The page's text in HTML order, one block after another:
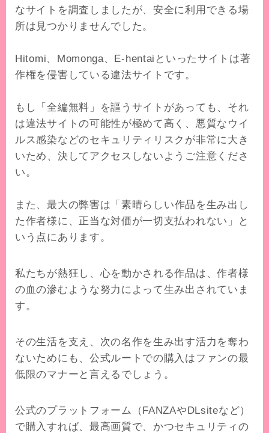
なサイトを調査しましたが、安全に利用できる場
所は見つかりませんでした。
Hitomi、Momonga、E-hentai といったサイトは著
作権を侵害している違法サイトです。
もし「全編無料」を謳うサイトがあっても、それ
は違法サイトの可能性が極めて高く、 悪質なウイ
ルス感染などのセキュリティリスクが非常に大き
いため、決してアクセスしないようご注意くださ
い。
また、最大の弊害は 「素晴らしい作品を生み出し
た作者様に、正当な対価が一切支払われない」
と
いう点にあります。
私たちが熱狂し、心を動かされる作品は、作者様
の血の滲むような努力によって生み出されていま
す。
その生活を支え、次の名作を生み出す活力を奪わ
ないためにも、公式ルートでの購入はファンの最
低限のマナーと言えるでしょう。
公式のプラットフォーム（FANZAやDLsiteなど）
で購入すれば、最高画質で、かつセキュリティの